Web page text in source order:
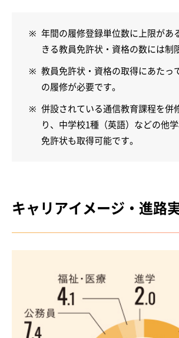
年間の履修登録単位数に上限があ
きる教員免許状・資格の数には制
教員免許状・資格の取得にあたっ
の履修が必要です。
併設されている通信教育課程を併
り、中学校1種（英語）などの他
免許状も取得可能です。
キャリアイメージ・進路